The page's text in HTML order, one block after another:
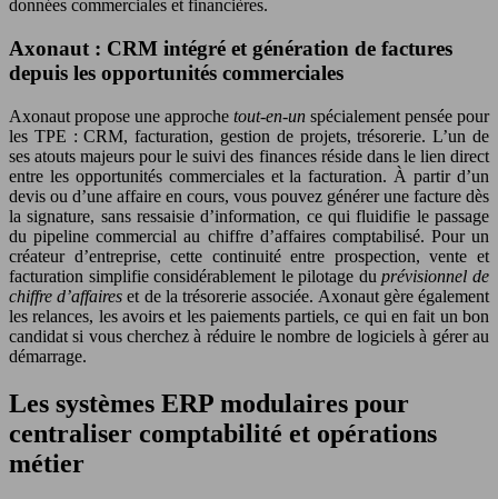
données commerciales et financières.
Axonaut : CRM intégré et génération de factures
depuis les opportunités commerciales
Axonaut propose une approche tout-en-un spécialement pensée pour
les TPE : CRM, facturation, gestion de projets, trésorerie. L’un de
ses atouts majeurs pour le suivi des finances réside dans le lien direct
entre les opportunités commerciales et la facturation. À partir d’un
devis ou d’une affaire en cours, vous pouvez générer une facture dès
la signature, sans ressaisie d’information, ce qui fluidifie le passage
du pipeline commercial au chiffre d’affaires comptabilisé. Pour un
créateur d’entreprise, cette continuité entre prospection, vente et
facturation simplifie considérablement le pilotage duprévisionnel de
chiffre d’affaires et de la trésorerie associée. Axonaut gère également
les relances, les avoirs et les paiements partiels, ce qui en fait un bon
candidat si vous cherchez à réduire le nombre de logiciels à gérer au
démarrage.
Les systèmes ERP modulaires pour
centraliser comptabilité et opérations
métier